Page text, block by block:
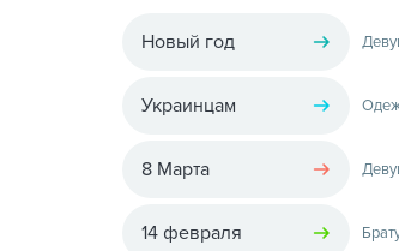
Новый год
Украинцам
8 Марта
14 февраля